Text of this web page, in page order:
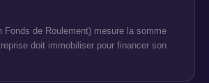
Fonds de Roulement) mesure la somme
doit immobiliser pour financer son